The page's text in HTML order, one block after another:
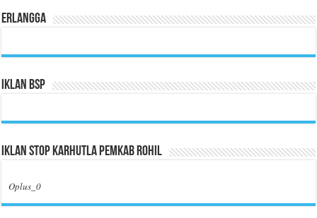
Erlangga
Iklan BSP
Iklan Stop Karhutla Pemkab Rohil
Oplus_0